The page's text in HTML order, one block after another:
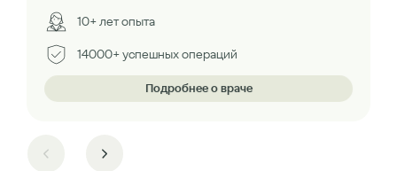
10+ лет опыта
14000+ успешных операций
Подробнее о враче